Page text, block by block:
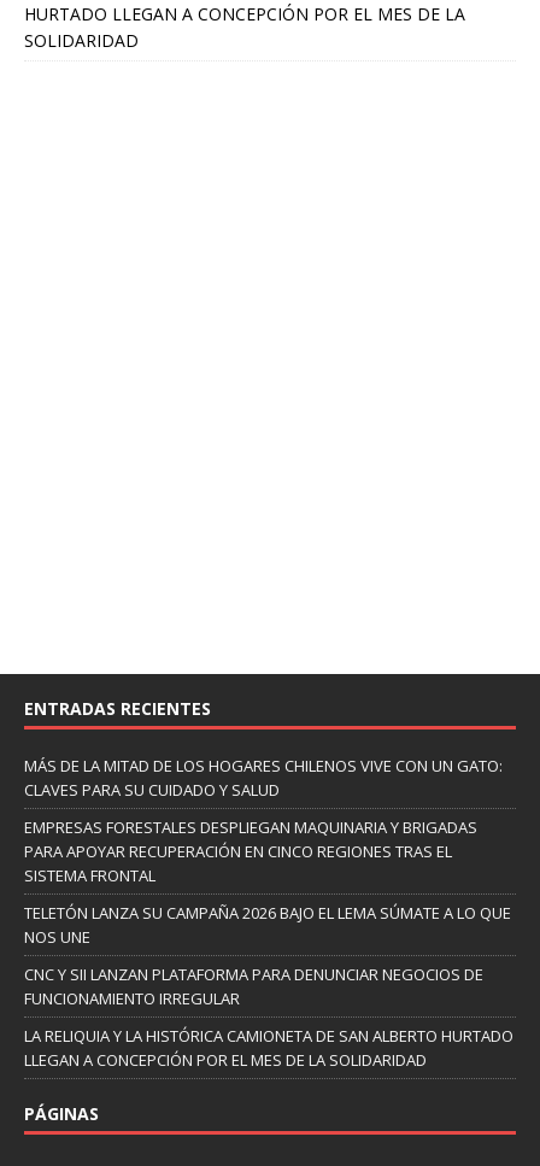
HURTADO LLEGAN A CONCEPCIÓN POR EL MES DE LA
SOLIDARIDAD
ENTRADAS RECIENTES
MÁS DE LA MITAD DE LOS HOGARES CHILENOS VIVE CON UN GATO:
CLAVES PARA SU CUIDADO Y SALUD
EMPRESAS FORESTALES DESPLIEGAN MAQUINARIA Y BRIGADAS
PARA APOYAR RECUPERACIÓN EN CINCO REGIONES TRAS EL
SISTEMA FRONTAL
TELETÓN LANZA SU CAMPAÑA 2026 BAJO EL LEMA SÚMATE A LO QUE
NOS UNE
CNC Y SII LANZAN PLATAFORMA PARA DENUNCIAR NEGOCIOS DE
FUNCIONAMIENTO IRREGULAR
LA RELIQUIA Y LA HISTÓRICA CAMIONETA DE SAN ALBERTO HURTADO
LLEGAN A CONCEPCIÓN POR EL MES DE LA SOLIDARIDAD
PÁGINAS